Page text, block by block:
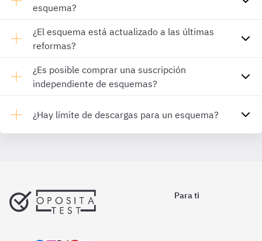
esquema?
¿El esquema está actualizado a las últimas
reformas?
¿Es posible comprar una suscripción
independiente de esquemas?
¿Hay límite de descargas para un esquema?
Para ti